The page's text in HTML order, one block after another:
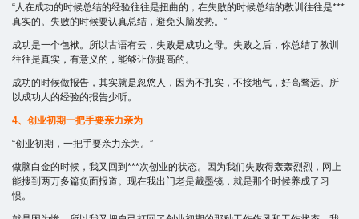
“人在成功的时候总结的经验往往是扭曲的，在失败的时候总结的教训往往是***
真实的。失败的时候要认真总结，避免头脑发热。”
成功是一个包袱。所以古语有云，失败是成功之母。失败之后，你总结了教训
往往是真实，有意义的，能够让你提高的。
成功的时候做报告，其实就是忽悠人，因为不扎实，不接地气，好高骛远。所
以成功人的经验的报告少听。
4、创业初期一把手要亲力亲为
“创业初期，一把手要亲力亲为。”
做脑白金的时候，我又回到***次创业的状态。因为我们失败得轰轰烈烈，网上
能搜到两万多篇负面报道。现在我出门老是戴墨镜，就是那个时候养成了习
惯。